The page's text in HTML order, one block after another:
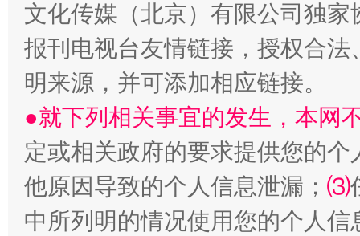
揭批美国五大"原罪" "炒
文化传媒（北京）有限公司独
报刊电视台友情链接，授权合
明来源，并可添加相应链接。
●就下列相关事宜的发生，本网
定或相关政府的要求提供您的个
他原因导致的个人信息泄漏； ⑶
中所列明的情况使用您的个人